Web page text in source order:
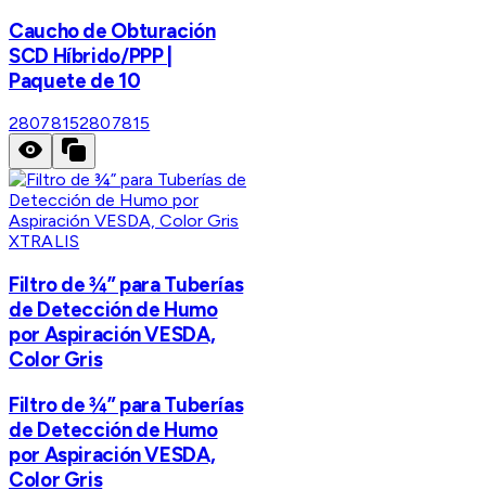
Caucho de Obturación
SCD Híbrido/PPP |
Paquete de 10
28078152807815
XTRALIS
Filtro de ¾” para Tuberías
de Detección de Humo
por Aspiración VESDA,
Color Gris
Filtro de ¾” para Tuberías
de Detección de Humo
por Aspiración VESDA,
Color Gris